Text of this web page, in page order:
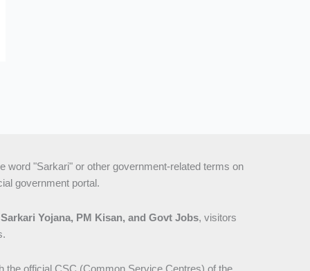
word "Sarkari" or other government-related terms on
government portal.
Sarkari Yojana, PM Kisan, and Govt Jobs, visitors